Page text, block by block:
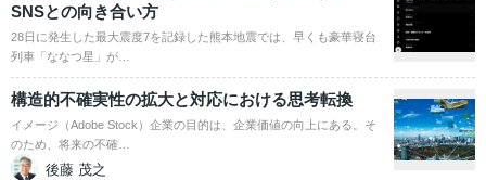
SNSとの向き合い方
28日に発生した最大震度7を記録した熊本地震では、早くも豪華寝台
列車「ななつ星」が…
構造的不確実性の拡大と対応における思考転換
イメージ（Adobe Stock）企業の目的は、企業価値の向上にある。そ
のため、将来の不確…
後藤 茂之